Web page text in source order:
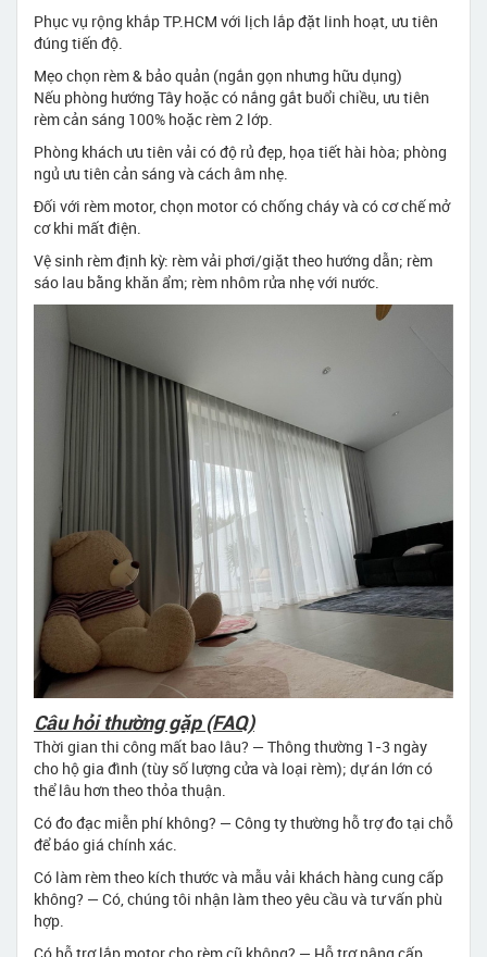
Phục vụ rộng khắp TP.HCM với lịch lắp đặt linh hoạt, ưu tiên
đúng tiến độ.
Mẹo chọn rèm & bảo quản (ngắn gọn nhưng hữu dụng)
Nếu phòng hướng Tây hoặc có nắng gắt buổi chiều, ưu tiên
rèm cản sáng 100% hoặc rèm 2 lớp.
Phòng khách ưu tiên vải có độ rủ đẹp, họa tiết hài hòa; phòng
ngủ ưu tiên cản sáng và cách âm nhẹ.
Đối với rèm motor, chọn motor có chống cháy và có cơ chế mở
cơ khi mất điện.
Vệ sinh rèm định kỳ: rèm vải phơi/giặt theo hướng dẫn; rèm
sáo lau bằng khăn ẩm; rèm nhôm rửa nhẹ với nước.
Câu hỏi thường gặp (FAQ)
Thời gian thi công mất bao lâu? — Thông thường 1-3 ngày
cho hộ gia đình (tùy số lượng cửa và loại rèm); dự án lớn có
thể lâu hơn theo thỏa thuận.
Có đo đạc miễn phí không? — Công ty thường hỗ trợ đo tại chỗ
để báo giá chính xác.
Có làm rèm theo kích thước và mẫu vải khách hàng cung cấp
không? — Có, chúng tôi nhận làm theo yêu cầu và tư vấn phù
hợp.